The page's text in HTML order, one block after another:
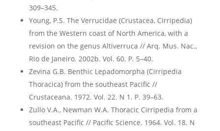
309–345.
Young, P.S. The Verrucidae (Crustacea, Cirripedia)
from the Western coast of North America, with a
revision on the genus Altiverruca // Arq. Mus. Nac.,
Rio de Janeiro. 2002b. Vol. 60. P. 5–40.
Zevina G.B. Benthic Lepadomorpha (Cirripedia
Thoracica) from the southeast Pacific //
Crustaceana. 1972. Vol. 22. N 1. P. 39–63.
Zullo V.A., Newman W.A. Thoracic Cirripedia from a
southeast Pacific // Pacific Science. 1964. Vol. 18. N